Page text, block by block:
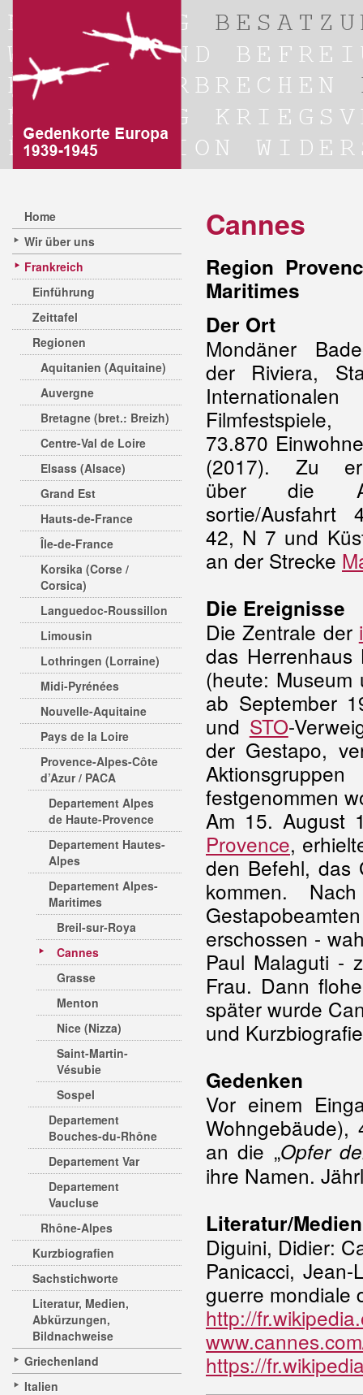
Home
Wir über uns
Frankreich
Einführung
Zeittafel
Regionen
Aquitanien (Aquitaine)
Auvergne
Bretagne (bret.: Breizh)
Centre-Val de Loire
Elsass (Alsace)
Grand Est
Hauts-de-France
Île-de-France
Korsika (Corse /
Corsica)
Languedoc-Roussillon
Limousin
Lothringen (Lorraine)
Midi-Pyrénées
Nouvelle-Aquitaine
Pays de la Loire
Provence-Alpes-Côte
d’Azur / PACA
Departement Alpes
de Haute-Provence
Departement Hautes-
Alpes
Departement Alpes-
Maritimes
Breil-sur-Roya
Cannes
Grasse
Menton
Nice (Nizza)
Saint-Martin-
Vésubie
Sospel
Departement
Bouches-du-Rhône
Departement Var
Departement
Vaucluse
Rhône-Alpes
Kurzbiografien
Sachstichworte
Literatur, Medien,
Abkürzungen,
Bildnachweise
Griechenland
Italien
Cannes
Region
Maritimes
Der Ort
Mondäner
der Riviera,
Internationalen
73.870
(2017). Zu
über die
sortie/Ausfahrt
42, N 7 und
an der Strecke
Die Ereignisse
Die Zentrale der
das
(heute:
ab September
und STO-
der Gestapo,
festgenommen
Am 15. August
Provence,
den Befehl, das
kommen.
erschossen -
Paul Malaguti -
Frau. Dann
später wurde
und
Gedenken
Vor einem
Wohngebäude),
an die „Opfer
ihre Namen.
Literatur/Medien
Diguini, Didier:
Panicacci,
guerre mondiale
http://
https://